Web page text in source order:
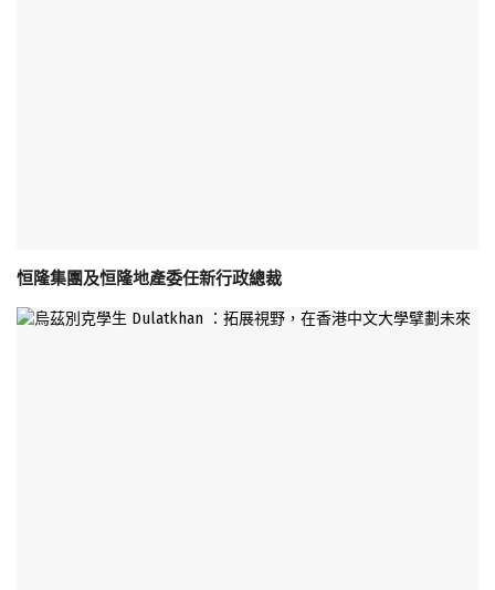
恒隆集團及恒隆地產委任新行政總裁